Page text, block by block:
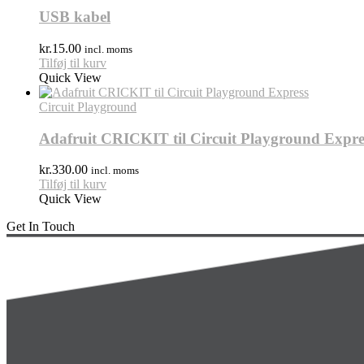
USB kabel
kr.15.00 incl. moms
Tilføj til kurv
Quick View
Circuit Playground
Adafruit CRICKIT til Circuit Playground
kr.330.00 incl. moms
Tilføj til kurv
Quick View
Get In Touch